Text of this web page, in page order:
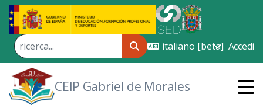
Skip to Main Content
Accedi
CEIP Gabriel de Morales